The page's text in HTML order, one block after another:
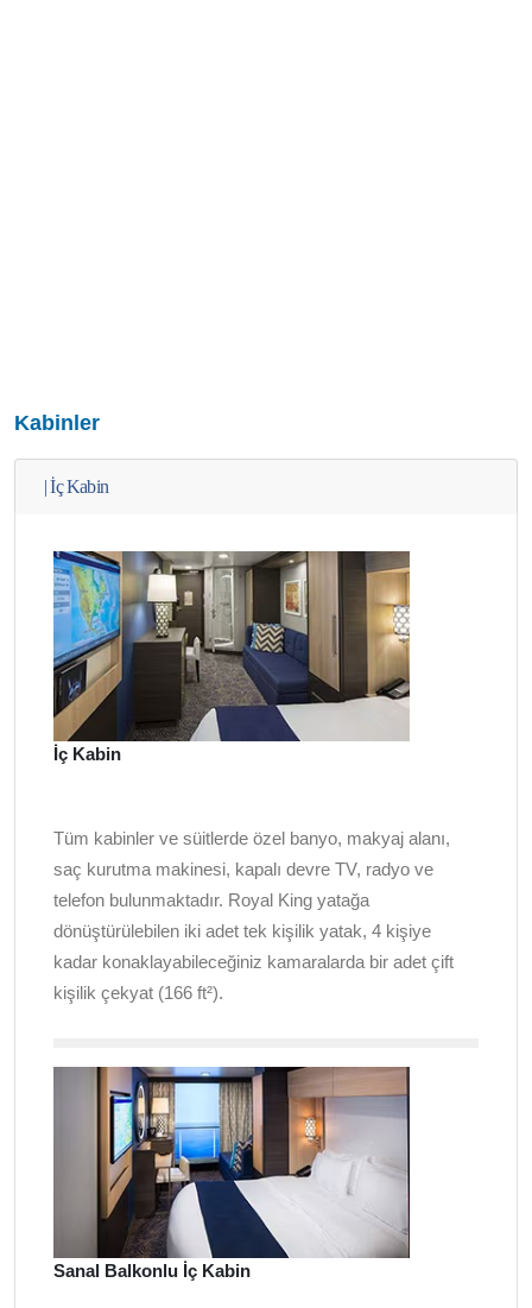
Kabinler
|İç Kabin
İç Kabin
Tüm kabinler ve süitlerde özel banyo, makyaj alanı,
saç kurutma makinesi, kapalı devre TV, radyo ve
telefon bulunmaktadır. Royal King yatağa
dönüştürülebilen iki adet tek kişilik yatak, 4 kişiye
kadar konaklayabileceğiniz kamaralarda bir adet çift
kişilik çekyat (166 ft²).
Sanal Balkonlu İç Kabin